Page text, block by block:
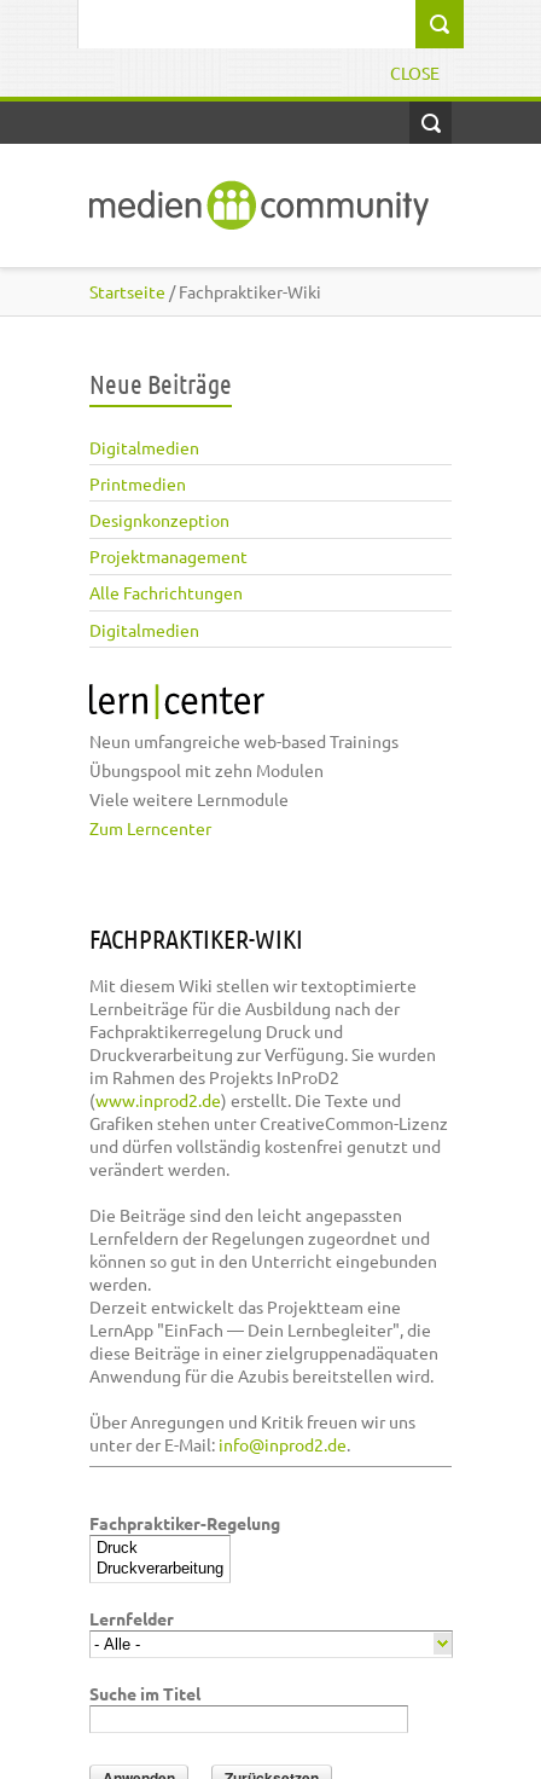
CLOSE
Startseite / Fachpraktiker-Wiki
Neue Beiträge
Digitalmedien
Printmedien
Designkonzeption
Projektmanagement
Alle Fachrichtungen
Digitalmedien
Neun umfangreiche web-based Trainings
Übungspool mit zehn Modulen
Viele weitere Lernmodule
Zum Lerncenter
FACHPRAKTIKER-WIKI
Mit diesem Wiki stellen wir textoptimierte
Lernbeiträge für die Ausbildung nach der
Fachpraktikerregelung Druck und
Druckverarbeitung zur Verfügung. Sie wurden
im Rahmen des Projekts InProD2
(www.inprod2.de) erstellt. Die Texte und
Grafiken stehen unter CreativeCommon-Lizenz
und dürfen vollständig kostenfrei genutzt und
verändert werden.
Die Beiträge sind den leicht angepassten
Lernfeldern der Regelungen zugeordnet und
können so gut in den Unterricht eingebunden
werden.
Derzeit entwickelt das Projektteam eine
LernApp "EinFach — Dein Lernbegleiter", die
diese Beiträge in einer zielgruppenadäquaten
Anwendung für die Azubis bereitstellen wird.
Über Anregungen und Kritik freuen wir uns
unter der E-Mail: info@inprod2.de.
Fachpraktiker-Regelung
Lernfelder
Suche im Titel